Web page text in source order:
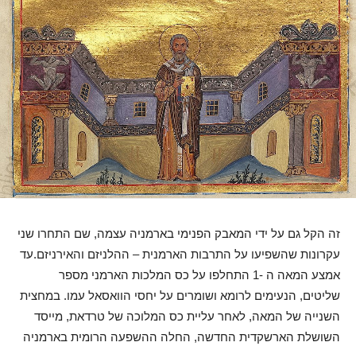
זה הקל גם על ידי המאבק הפנימי בארמניה עצמה, שם התחרו שני
עקרונות שהשפיעו על התרבות הארמנית – ההלניזם והאירניזם.עד
אמצע המאה ה -1 התחלפו על כס המלכות הארמני מספר
שליטים, הנעימים לרומא ושומרים על יחסי הוואסאל עמו. במחצית
השנייה של המאה, לאחר עליית כס המלוכה של טרדאת, מייסד
השושלת הארשקדית החדשה, החלה ההשפעה הרומית בארמניה